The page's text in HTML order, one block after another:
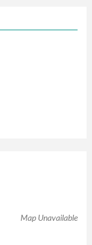
Map Unavailable